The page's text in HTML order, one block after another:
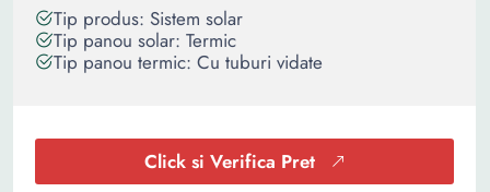
Tip produs: Sistem solar
Tip panou solar: Termic
Tip panou termic: Cu tuburi vidate
Click si Verifica Pret